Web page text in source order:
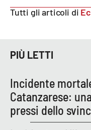
PROGETTI
SPECIALI
LA
CALABRIAVISIONE
Destinazioni
Tutti gli articoli di
PIÙ LETTI
Incidente
Catanzarese:
pressi dello